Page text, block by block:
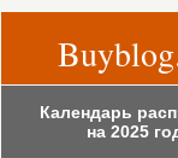
Календарь
на 2025